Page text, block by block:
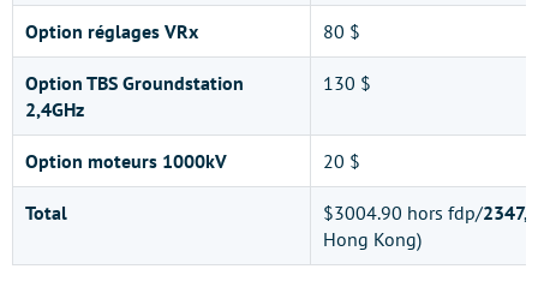
Option réglages VRx 80 $
Option TBS Groundstation
2,4GHz
130 $
Option moteurs 1000kV 20 $
Total $3004.90 hors fdp/
Hong Kong)